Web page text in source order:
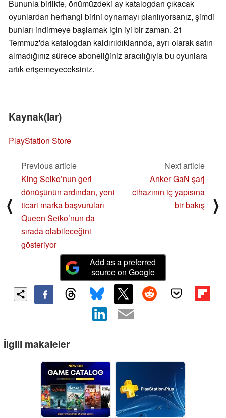
Bununla birlikte, önümüzdeki ay katalogdan çıkacak
oyunlardan herhangi birini oynamayı planlıyorsanız, şimdi
bunları indirmeye başlamak için iyi bir zaman. 21
Temmuz'da katalogdan kaldırıldıklarında, ayrı olarak satın
almadığınız sürece aboneliğiniz aracılığıyla bu oyunlara
artık erişemeyeceksiniz.
Kaynak(lar)
PlayStation Store
⟨
Previous article
King Seiko’nun geri
dönüşünün ardından, yeni
ticari marka başvuruları
Queen Seiko’nun da
sırada olabileceğini
gösteriyor
Next article
Anker GaN şarj
cihazının iç yapısına
bir bakış
⟩
Add as a preferred
source on Google
İlgili makaleler